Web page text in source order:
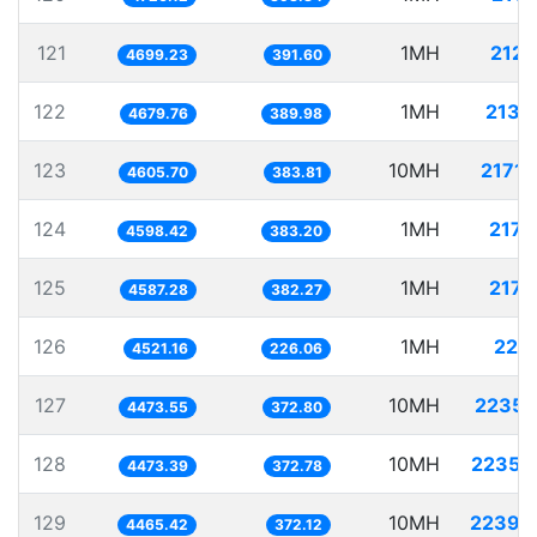
121 4699.23 391.60 1MH
122 4679.76 389.98 1MH
123 4605.70 383.81 10MH
124 4598.42 383.20 1MH
125 4587.28 382.27 1MH
126 4521.16 226.06 1MH
127 4473.55 372.80 10MH
128 4473.39 372.78 10MH
129 4465.42 372.12 10MH